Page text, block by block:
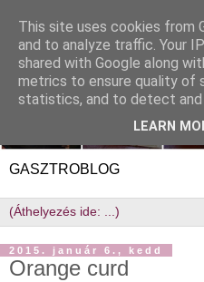
GASZTROBLOG
2015. január 6., kedd
Orange curd
This site uses cookies from
and to analyze traffic. Your
shared with Google along
metrics to ensure quality of
statistics, and to detect and
LEARN